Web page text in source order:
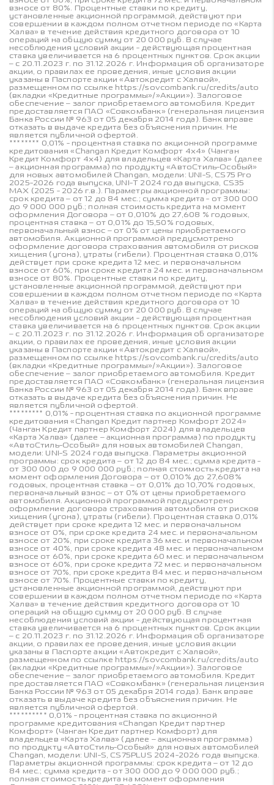
взносе от 80%. Процентные ставки по кредиту,
установленные акционной программой, действуют при
совершении в каждом полном отчетном периоде по «Карта
Халва» в течение действия кредитного договора от 10
операций на общую сумму от 20 000 руб. В случае
несоблюдения условий акции - действующая процентная
ставка увеличивается на 6 процентных пунктов. Срок акции
– с 20.11.2023 г. по 31.12.2026 г. Информация об организаторе
акции, о правилах ее проведения, иные условия акции
указаны в Паспорте акции «Автокредит с Халвой»,
размещенном по ссылке https://sovcombank.ru/credits/auto
(вкладки «Кредитные программы»/»Акции»). Залоговое
обеспечение – залог приобретаемого автомобиля. Кредит
предоставляется ПАО «Совкомбанк» (генеральная лицензия
Банка России № 963 от 05 декабря 2014 года). Банк вправе
отказать в выдаче кредита без объяснения причин. Не
является публичной офертой.
******** 0,01% - процентная ставка по акционной программе
кредитования «Changan Кредит Комфорт 4х4» (Чанган
Кредит Комфорт 4х4) для владельцев «Карта Халва» (далее
– акционная программа) по продукту «АвтоСтиль-Особый»
для новых автомобилей Changan, модели: UNI-S, CS75 Pro
2025-2026 года выпуска, UNI-T 2024 года выпуска, CS35
MAX (2025 - 2026 г.в.). Параметры акционной программы:
срок кредита – от 12 до 84 мес.; сумма кредита - от 300 000
до 9 000 000 руб.; полная стоимость кредита на момент
оформления Договора – от 0,010% до 27,608 % годовых,
процентная ставка – от 0,01% до 15,50% годовых,
первоначальный взнос – от 0% от цены приобретаемого
автомобиля. Акционной программой предусмотрено
оформление договора страхования автомобиля от рисков
хищения (угона), утраты (гибели). Процентная ставка 0,01%
действует при сроке кредита 12 мес. и первоначальном
взносе от 60%, при сроке кредита 24 мес. и первоначальном
взносе от 80%. Процентные ставки по кредиту,
установленные акционной программой, действуют при
совершении в каждом полном отчетном периоде по «Карта
Халва» в течение действия кредитного договора от 10
операций на общую сумму от 20 000 руб. В случае
несоблюдения условий акции - действующая процентная
ставка увеличивается на 6 процентных пунктов. Срок акции
– с 20.11.2023 г. по 31.12.2026 г. Информация об организаторе
акции, о правилах ее проведения, иные условия акции
указаны в Паспорте акции «Автокредит с Халвой»,
размещенном по ссылке https://sovcombank.ru/credits/auto
(вкладки «Кредитные программы»/»Акции»). Залоговое
обеспечение – залог приобретаемого автомобиля. Кредит
предоставляется ПАО «Совкомбанк» (генеральная лицензия
Банка России № 963 от 05 декабря 2014 года). Банк вправе
отказать в выдаче кредита без объяснения причин. Не
является публичной офертой.
********* 0,01% - процентная ставка по акционной программе
кредитования «Changan Кредит партнер Комфорт 2024»
(Чанган Кредит партнер Комфорт 2024) для владельцев
«Карта Халва» (далее – акционная программа) по продукту
«АвтоСтиль-Особый» для новых автомобилей Changan,
модели: UNI-S 2024 года выпуска. Параметры акционной
программы: срок кредита – от 12 до 84 мес.; сумма кредита -
от 300 000 до 9 000 000 руб.; полная стоимость кредита на
момент оформления Договора – от 0,010% до 27,608%
годовых, процентная ставка – от 0,01% до 10,70% годовых,
первоначальный взнос – от 0% от цены приобретаемого
автомобиля. Акционной программой предусмотрено
оформление договора страхования автомобиля от рисков
хищения (угона), утраты (гибели). Процентная ставка 0,01%
действует при сроке кредита 12 мес. и первоначальном
взносе от 0%, при сроке кредита 24 мес. и первоначальном
взносе от 20%, при сроке кредита 36 мес. и первоначальном
взносе от 40%, при сроке кредита 48 мес. и первоначальном
взносе от 60%, при сроке кредита 60 мес. и первоначальном
взносе от 60%, при сроке кредита 72 мес. и первоначальном
взносе от 70%, при сроке кредита 84 мес. и первоначальном
взносе от 70%. Процентные ставки по кредиту,
установленные акционной программой, действуют при
совершении в каждом полном отчетном периоде по «Карта
Халва» в течение действия кредитного договора от 10
операций на общую сумму от 20 000 руб. В случае
несоблюдения условий акции - действующая процентная
ставка увеличивается на 6 процентных пунктов. Срок акции
– с 20.11.2023 г. по 31.12.2026 г. Информация об организаторе
акции, о правилах ее проведения, иные условия акции
указаны в Паспорте акции «Автокредит с Халвой»,
размещенном по ссылке https://sovcombank.ru/credits/auto
(вкладки «Кредитные программы»/»Акции»). Залоговое
обеспечение – залог приобретаемого автомобиля. Кредит
предоставляется ПАО «Совкомбанк» (генеральная лицензия
Банка России № 963 от 05 декабря 2014 года). Банк вправе
отказать в выдаче кредита без объяснения причин. Не
является публичной офертой.
********** 0,01% - процентная ставка по акционной
программе кредитования «Changan Кредит партнер
Комфорт» (Чанган Кредит партнер Комфорт) для
владельцев «Карта Халва» (далее – акционная программа)
по продукту «АвтоСтиль-Особый» для новых автомобилей
Changan, модели: UNI-S, CS75PLUS 2024-2026 года выпуска.
Параметры акционной программы: срок кредита – от 12 до
84 мес.; сумма кредита - от 300 000 до 9 000 000 руб.;
полная стоимость кредита на момент оформления